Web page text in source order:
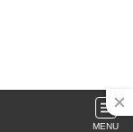
MENU